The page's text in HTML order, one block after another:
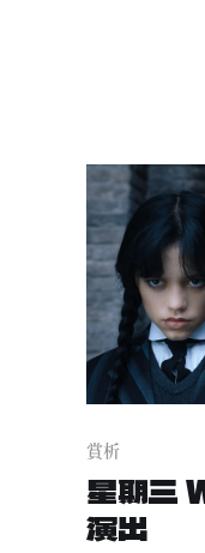
賞析
星期三
演出